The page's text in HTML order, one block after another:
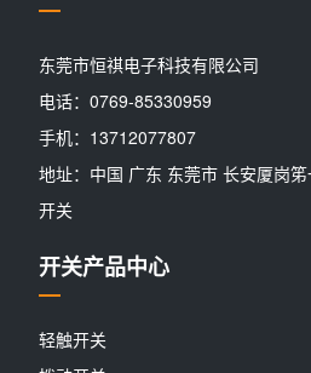
东莞市恒祺电子科技有限公司
电话：0769-85330959
手机：13712077807
地址：中国 广东 东莞市 长安厦岗
开关
开关产品中心
轻触开关